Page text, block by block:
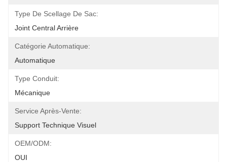
Type De Scellage De Sac:
Joint Central Arrière
Catégorie Automatique:
Automatique
Type Conduit:
Mécanique
Service Après-Vente:
Support Technique Visuel
OEM/ODM:
OUI